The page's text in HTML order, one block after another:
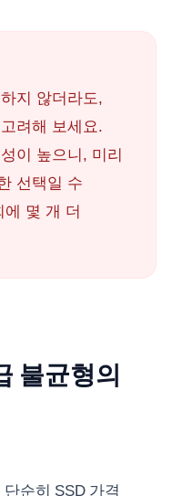
지 않더라도,
려해 보세요.
이 높으니, 미리
선택일 수
몇 개 더
불균형의
순히 SSD 가격